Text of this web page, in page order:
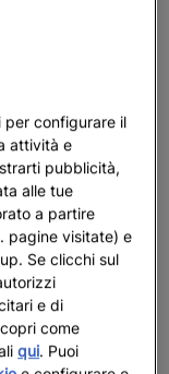
Bay |
configurare il
attività e
pubblicità,
alle tue
a partire
pagine visitate) e
Se clicchi sul
e di
come
qui. Puoi